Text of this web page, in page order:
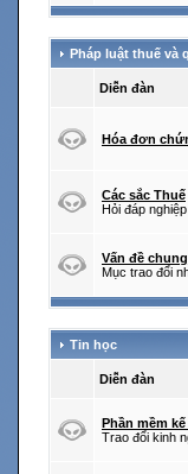
Pháp luật thuế và
Diễn đàn
Hóa đơn
Các sắc Thuế
Hỏi đáp
Vấn đề
Mục trao đổi
Tin học
Diễn đàn
Phần mềm
Trao đổi kinh